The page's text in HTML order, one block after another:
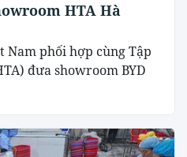
HTA Hà
Nam phối hợp cùng Tập
đưa showroom BYD